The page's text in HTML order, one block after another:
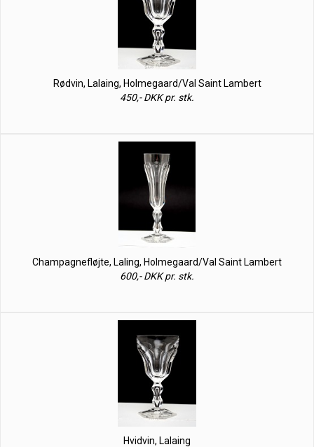
Rødvin, Lalaing, Holmegaard/Val Saint Lambert
450,- DKK pr. stk.
Champagnefløjte, Laling, Holmegaard/Val Saint Lambert
600,- DKK pr. stk.
Hvidvin, Lalaing